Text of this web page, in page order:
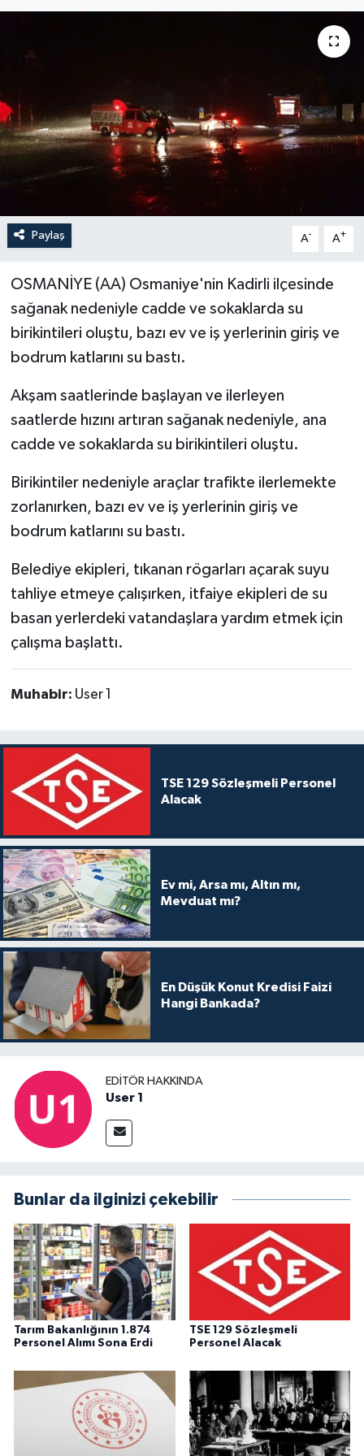
Paylaş A- A+
OSMANİYE (AA) Osmaniye'nin Kadirli ilçesinde
sağanak nedeniyle cadde ve sokaklarda su
birikintileri oluştu, bazı ev ve iş yerlerinin giriş ve
bodrum katlarını su bastı.
Akşam saatlerinde başlayan ve ilerleyen
saatlerde hızını artıran sağanak nedeniyle, ana
cadde ve sokaklarda su birikintileri oluştu.
Birikintiler nedeniyle araçlar trafikte ilerlemekte
zorlanırken, bazı ev ve iş yerlerinin giriş ve
bodrum katlarını su bastı.
Belediye ekipleri, tıkanan rögarları açarak suyu
tahliye etmeye çalışırken, itfaiye ekipleri de su
basan yerlerdeki vatandaşlara yardım etmek için
çalışma başlattı.
Muhabir: User 1
TSE 129 Sözleşmeli Personel
Alacak
Ev mi, Arsa mı, Altın mı,
Mevduat mı?
En Düşük Konut Kredisi Faizi
Hangi Bankada?
EDITÖR HAKKINDA
User 1
Bunlar da ilginizi çekebilir
Tarım Bakanlığının 1.874
Personel Alımı Sona Erdi
TSE 129 Sözleşmeli
Personel Alacak